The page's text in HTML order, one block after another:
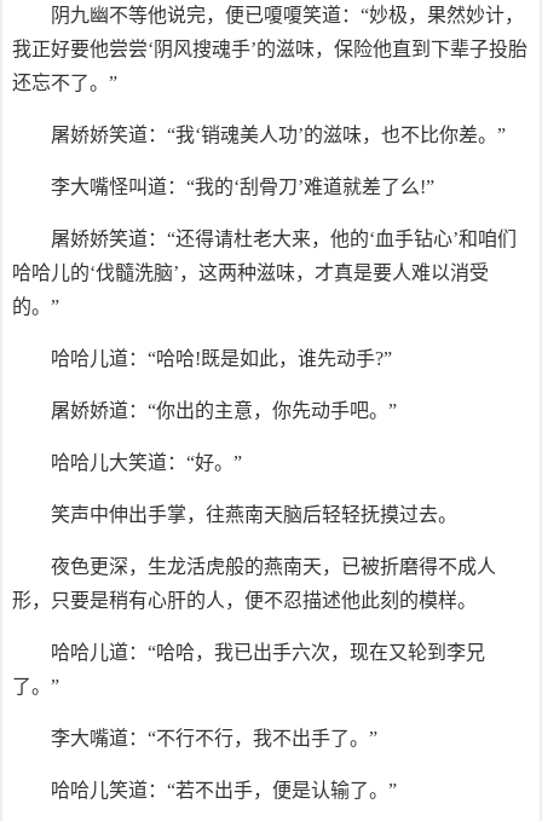
阴九幽不等他说完，便已嗄嗄笑道：“妙极，果然妙计，
我正好要他尝尝‘阴风搜魂手’的滋味，保险他直到下辈子投胎
还忘不了。”
屠娇娇笑道：“我‘销魂美人功’的滋味，也不比你差。”
李大嘴怪叫道：“我的‘刮骨刀’难道就差了么!”
屠娇娇笑道：“还得请杜老大来，他的‘血手钻心’和咱们
哈哈儿的‘伐髓洗脑’，这两种滋味，才真是要人难以消受
的。”
哈哈儿道：“哈哈!既是如此，谁先动手?”
屠娇娇道：“你出的主意，你先动手吧。”
哈哈儿大笑道：“好。”
笑声中伸出手掌，往燕南天脑后轻轻抚摸过去。
夜色更深，生龙活虎般的燕南天，已被折磨得不成人
形，只要是稍有心肝的人，便不忍描述他此刻的模样。
哈哈儿道：“哈哈，我已出手六次，现在又轮到李兄
了。”
李大嘴道：“不行不行，我不出手了。”
哈哈儿笑道：“若不出手，便是认输了。”